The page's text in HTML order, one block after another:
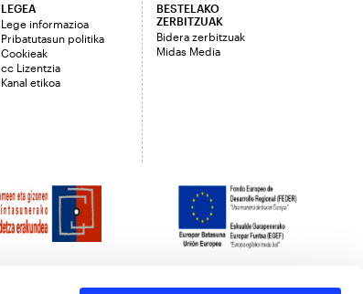
LEGEA
Lege informazioa
Pribatutasun politika
Cookieak
cc Lizentzia
Kanal etikoa
BESTELAKO
ZERBITZUAK
Bidera zerbitzuak
Midas Media